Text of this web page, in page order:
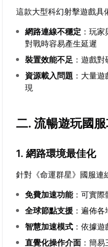
這款大型科幻射擊遊戲具
網路連線不穩定 ：玩
對戰時容易產生延遲
裝置效能不足 ：遊戲
資源載入問題 ：大量
現
二. 流暢遊玩國
1. 網路環境最佳化
針對《命運群星》國服連
免費加速功能：可實際
全球節點支援 ：遍佈
智慧加速模式 ：依據
直覺化操作介面 ：簡